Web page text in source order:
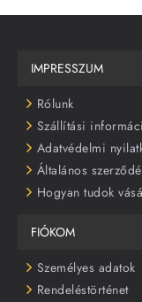
IMPRESSZUM
Rólunk
Szállítási
Adatvédelmi
Általános
Hogyan tudok
FIÓKOM
Személyes adatok
Rendeléstörténet